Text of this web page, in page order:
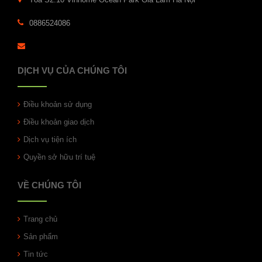
0886524086
DỊCH VỤ CỦA CHÚNG TÔI
Điều khoản sử dụng
Điều khoản giao dịch
Dịch vụ tiện ích
Quyền sở hữu trí tuệ
VỀ CHÚNG TÔI
Trang chủ
Sản phẩm
Tin tức